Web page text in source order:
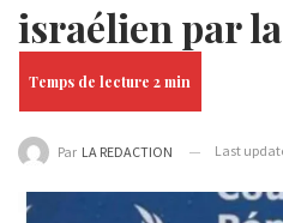
israélien par
Par LA REDACTION Last